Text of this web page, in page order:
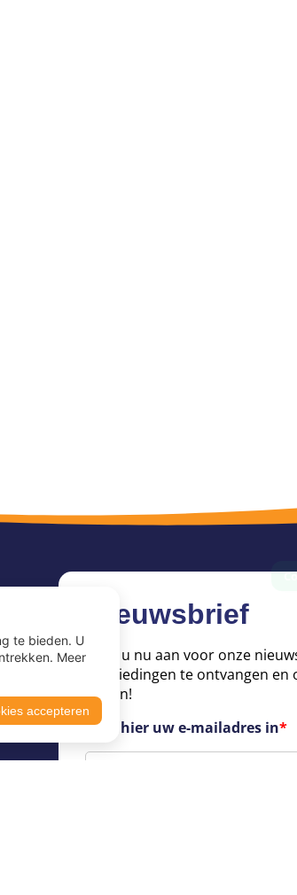
Nieuwsbrief
Meld u nu aan voor onze
aanbiedingen te ontvangen
blijven!
Voer hier uw e-mailadres in*
te bieden. U
Meer
accepteren